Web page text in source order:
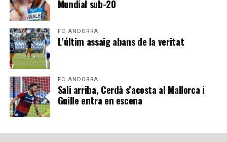
Mundial sub-20
FC ANDORRA
L’últim assaig abans de la veritat
FC ANDORRA
Sali arriba, Cerdà s’acosta al Mallorca i
Guille entra en escena